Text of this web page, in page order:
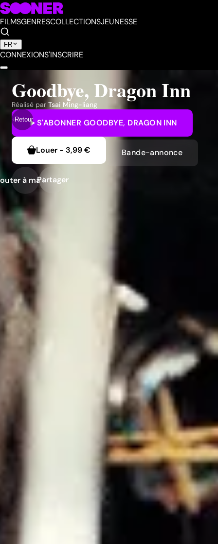
FILMSGENRESCOLLECTIONSJEUNESSE
FR
CONNEXIONS'INSCRIRE
Retour
Goodbye, Dragon Inn
Réalisé par Tsai Ming-liang
S'ABONNER GOODBYE, DRAGON INN
Louer - 3,99 € Bande-annonce
à ma liste
Partager